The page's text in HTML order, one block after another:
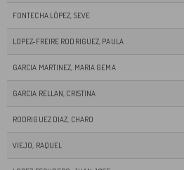
FONTECHA LÓPEZ, SEVE
LOPEZ-FREIRE RODRIGUEZ, PAULA
GARCIA MARTINEZ, MARIA GEMA
GARCIA RELLAN, CRISTINA
RODRIGUEZ DIAZ, CHARO
VIEJO, RAQUEL